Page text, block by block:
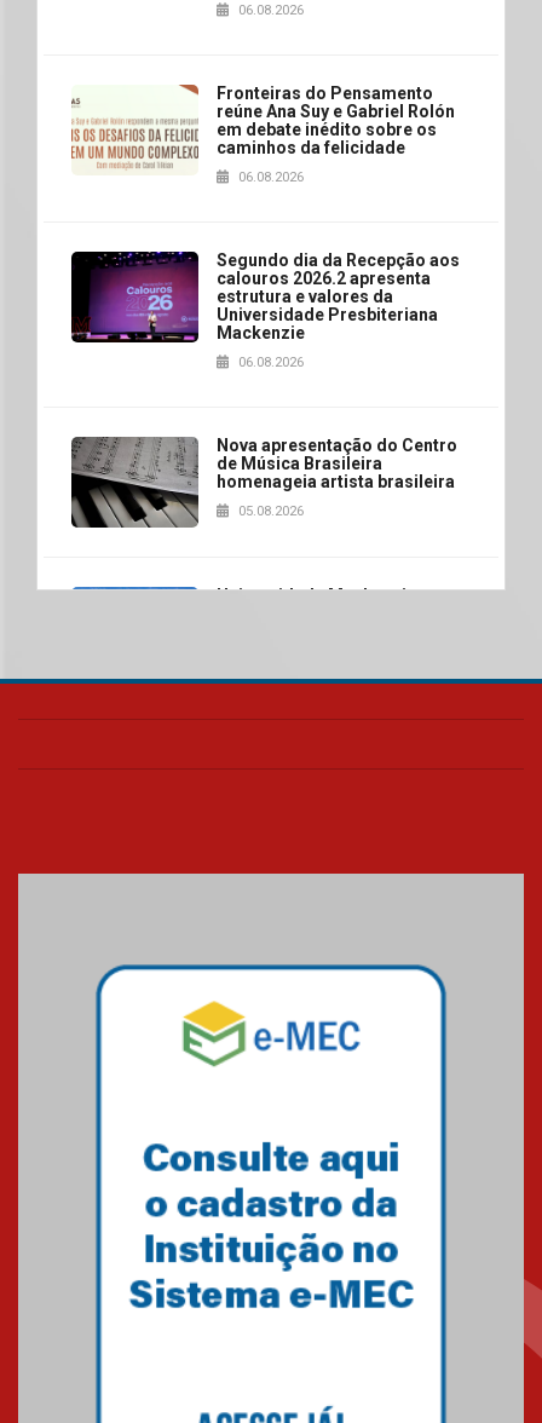
06.08.2026
Fronteiras do Pensamento
reúne Ana Suy e Gabriel Rolón
em debate inédito sobre os
caminhos da felicidade
06.08.2026
Segundo dia da Recepção aos
calouros 2026.2 apresenta
estrutura e valores da
Universidade Presbiteriana
Mackenzie
06.08.2026
Nova apresentação do Centro
de Música Brasileira
homenageia artista brasileira
05.08.2026
Universidade Mackenzie
das novas tecnologias em
04.08.2026
Como o Colégio Mackenzie
Brasília prepara seus
Como os pais podem investir
na educação dos filhos além da
escola
docentes para debater